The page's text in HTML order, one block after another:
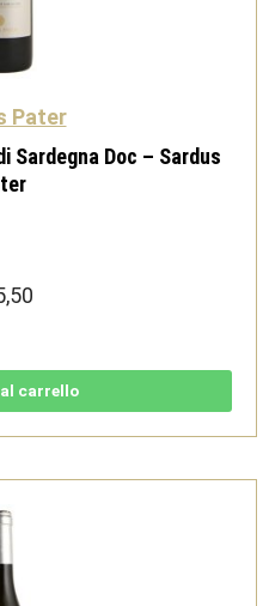
Pater
Sardegna Doc – Sardus
carrello